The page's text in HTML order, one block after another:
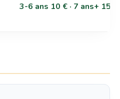
3-6 ans 10 € · 7 ans+ 15 €